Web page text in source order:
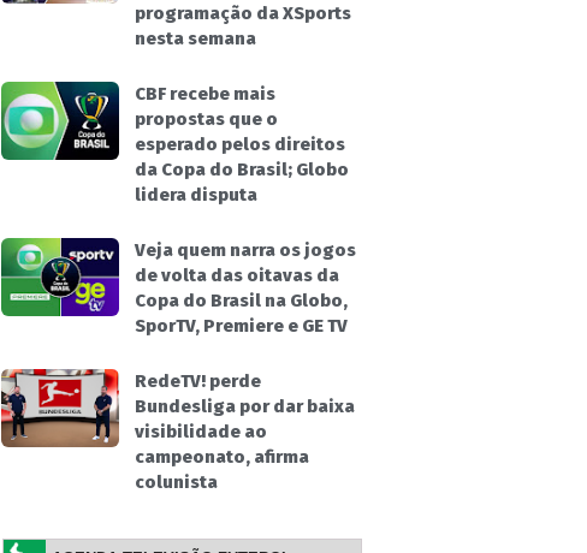
programação da XSports
nesta semana
CBF recebe mais
propostas que o
esperado pelos direitos
da Copa do Brasil; Globo
lidera disputa
Veja quem narra os jogos
de volta das oitavas da
Copa do Brasil na Globo,
SporTV, Premiere e GE TV
RedeTV! perde
Bundesliga por dar baixa
visibilidade ao
campeonato, afirma
colunista